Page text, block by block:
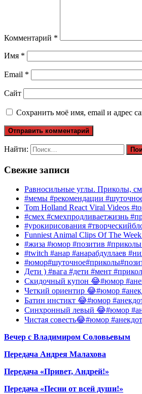
Комментарий *
Имя *
Email *
Сайт
Сохранить моё имя, email и адрес
Найти:
Свежие записи
Равносильные углы. Приколы,
#мемы #рекомендации
Tom Holland React Viral Videos
#смех #смехпродливаетжизнь
#урокирисования
Funniest Animal Clips Of The
#жиза #юмор #позитив
#twitch #анар #анарабдуллаев
Дети ) #вага #дети #мент
Скидочный купон 😂#юмор
Четкий ориентир 😂#юмор
Батин инстикт 😂#юмор
Синхронный левый 😂#юмор
Чистая совесть😂#юмор
Вечер с Владимиром Соловьевым
Передача Андрея Малахова
Передача «Привет, Андрей!»
Передача «Песни от всей души!»